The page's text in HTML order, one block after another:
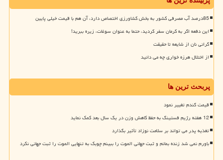
85درصد آب مصرفی کشور به بخش کشاورزی اختصاص دارد، آن هم با قیمت خیلی پایین
این دفعه اگر به کرمان سفر کردید، حتما به عنوان سوغات، زیره ببرید!
گرانی نان از شایعه تا حقیقت
از اختلال هرزه خواری چه می دانید
پربحث ترین ها
قیمت گندم تغییر نمود
12 هفته رژیم فستینگ به حفظ کاهش وزن در یک سال بعد کمک نماید
تغذیه پدر می تواند بر سلامت نوزاد تأثیر بگذارد
باورم نمی شد زنده بمانم و ثبت جهانی الموت را ببینم چوبک به تنهایی الموت را ثبت جهانی نکرد